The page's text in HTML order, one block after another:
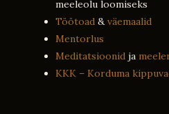
meeleolu loomiseks
Töötoad &väemaalid
Mentorlus
Meditatsioonid ja
KKK – Korduma